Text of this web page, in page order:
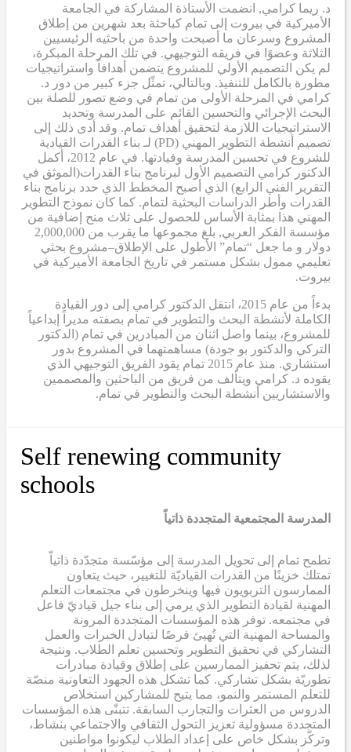
د. ريما كرامي, انضمت الأستاذة المشاركة في الجامعة
الأميركية في بيروت إلى تمام كباحثة بعد شهرين من إطلاق
المشروع وسرعان ما أصبحت واحدة من باحثيه الرئيسيين
الثلاثة وعضوًا في فريقه التوجيهي. في تلك المرحلة المبكرة،
لم يكن التصميم الأولي للمشروع يتضمن أهدافاً واستراتيجيات
مطورة بالكامل للتنفيذ. وبالتالي، تمثّل جزء كبير من دور د.
كرامي في المرحلة الأولى من تمام في وضع تصور للصلة بين
البحث الإجرائي والتحسين القائم على المدرسة وتحديد
الاستراتيجيات اللازمة لتحقيق أهداف تمام. وقد أدى ذلك إلى
تصميم أنشطة التطوير المهني (PD)
لـ بناء القدرات القيادية
للشروع في تحسين المدرسة وقيادتها. في عام 2012، أكمل
الدكتور كرامي التصميم الأول لبرنامج بناء القدرات(الموثق في
التقرير الفني الرابع) الذي أصبح المخطط الذي حدد برنامج بناء
القدرات وأطر الدراسات البحثية لتمام. كما كان نموذج التطوير
المهني هذا بمثابة الأساس للحصول على ثلاث منح إضافية من
مؤسسة الفكر العربي,
بلغ مجموعها ما يقرب من 2,000,000
دولار و ما جعل “تمام” الأطول على الإطلاق–مشروع بحثي
تعليمي ممول بشكل مستمر في تاريخ الجامعة الأميركية في
بيروت.
بدءاً من عام 2015، انتقل الدكتور كرامي إلى دور القيادة
الكاملة لأنشطة البحث والتطوير في تمام بصفته مديراً إبداعياً
للمشروع، بينما واصل اثنان من المبادرين في تمام (الدكتور
التركي والدكتور بو جودة) مساهمتهما في المشروع بدور
استشاري. منذ عام 2015
تمام يقود الفريق التوجيهي الذي
يقوده د. كرامي ويتألف من فريق من الباحثين والمصممين
والاستشاريين أنشطة البحث والتطوير في تمام.
Self renewing community
schools
المدرسة المجتمعية المتجددة ذاتياً
تطمح تمام إلى تحويل المدرسة إلى مؤسّسة متجدّدة ذاتياّ
تمتلك خزينًا من القدرات القياديّة للتغيير، حيث يتعاون
الممارسون التربويون فيها وينخرطون في مجتمعات التعلم
المهنية لقيادة التطوير الذي يرمي إلى بناء جيل قياديّ فاعل
في مجتمعه. توفر هذه المؤسسات المتجددة المرونة
والمساحة المهنية التي تُهيئ فرصًا لتبادل الخبرات والعمل
التشاركي في تحقيق التطوير وتحسين تعلم الطلاب. ونتيجة
لذلك، يتم تحفيز الممارسين على إطلاق وقيادة مبادرات
تطوريّة بشكل تشاركي. كما تشكل هذه الجهود التعاونية منصّة
للتعلم المستمر والنمو، مما يتيح للمشاركين استخلاص
الدروس من العثرات والتجارب السابقة. تتبنّى هذه المؤسسات
المتجددة مسؤولية تعزيز التحول الثقافي والاجتماعي بنشاط،
وتركّز بشكل خاص على إعداد الطلاب ليكونوا مواطنين